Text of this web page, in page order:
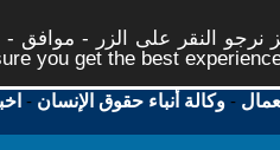
النقر على الزر - موافق -
you get the best
-وكالة أنباء حقوق الإنسان -